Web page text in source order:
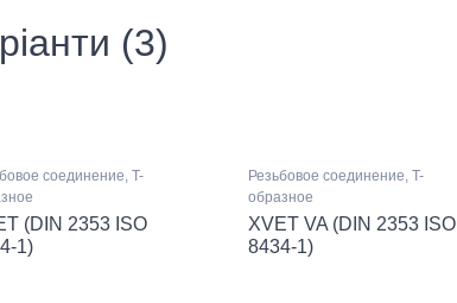
(3)
соединение, T-
(DIN 2353 ISO
1)
Резьбовое соединение, T-
образное
XVET VA (DIN 2353 ISO
8434-1)